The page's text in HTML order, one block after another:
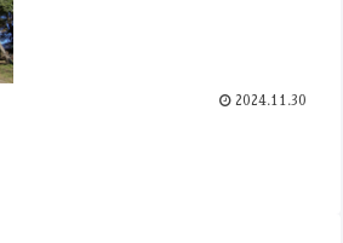
2024.11.30